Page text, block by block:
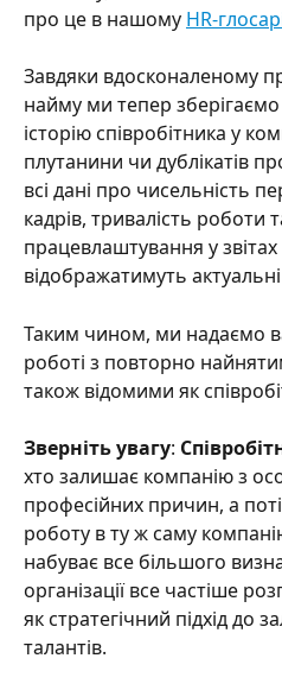
про це в нашому HR-
Завдяки вдосконаленому
найму ми тепер
історію співробітника у
плутанини чи дублікатів
всі дані про чисельність
кадрів, тривалість роботи
працевлаштування у
відображатимуть
Таким чином, ми надаємо
роботі з повторно
також відомими як
Зверніть увагу:
хто залишає компанію з
професійних причин, а
роботу в ту ж саму
набуває все більшого
організації все частіше
як стратегічний підхід до
талантів.